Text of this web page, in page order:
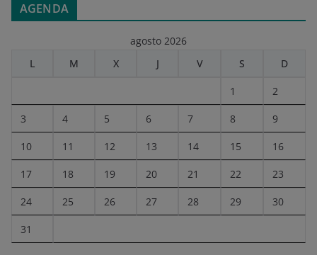
AGENDA
agosto 2026
L
M X J V S D
1 2
3 4 5 6 7 8 9
10 11 12 13 14 15 16
17 18 19 20 21 22 23
24 25 26 27 28 29 30
31